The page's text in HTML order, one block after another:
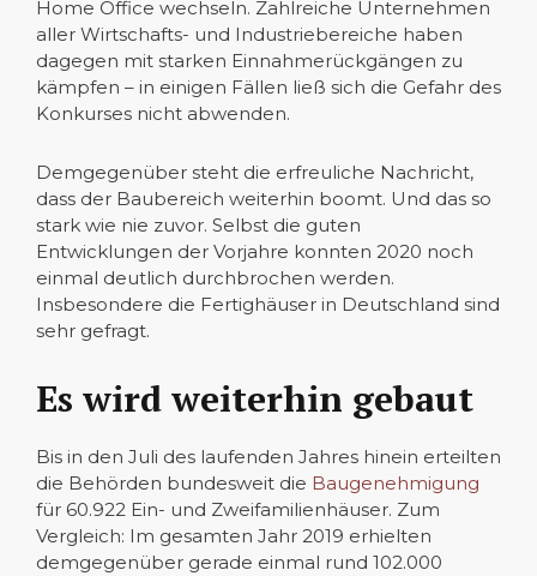
Home Office wechseln. Zahlreiche Unternehmen
aller Wirtschafts- und Industriebereiche haben
dagegen mit starken Einnahmerückgängen zu
kämpfen – in einigen Fällen ließ sich die Gefahr des
Konkurses nicht abwenden.
Demgegenüber steht die erfreuliche Nachricht,
dass der Baubereich weiterhin boomt. Und das so
stark wie nie zuvor. Selbst die guten
Entwicklungen der Vorjahre konnten 2020 noch
einmal deutlich durchbrochen werden.
Insbesondere die Fertighäuser in Deutschland sind
sehr gefragt.
Es wird weiterhin gebaut
Bis in den Juli des laufenden Jahres hinein erteilten
die Behörden bundesweit die Baugenehmigung
für 60.922 Ein- und Zweifamilienhäuser. Zum
Vergleich: Im gesamten Jahr 2019 erhielten
demgegenüber gerade einmal rund 102.000